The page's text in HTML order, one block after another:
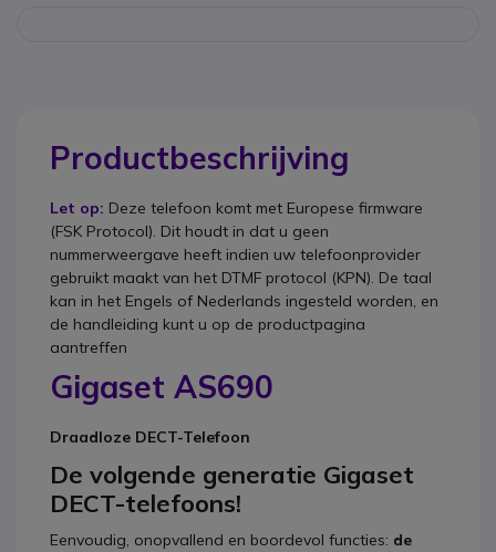
Productbeschrijving
Let op: Deze telefoon komt met Europese firmware
(FSK Protocol). Dit houdt in dat u geen
nummerweergave heeft indien uw telefoonprovider
gebruikt maakt van het DTMF protocol (KPN). De taal
kan in het Engels of Nederlands ingesteld worden, en
de handleiding kunt u op de productpagina
aantreffen
Gigaset AS690
Draadloze DECT-Telefoon
De volgende generatie Gigaset
DECT-telefoons!
Eenvoudig, onopvallend en boordevol functies: de